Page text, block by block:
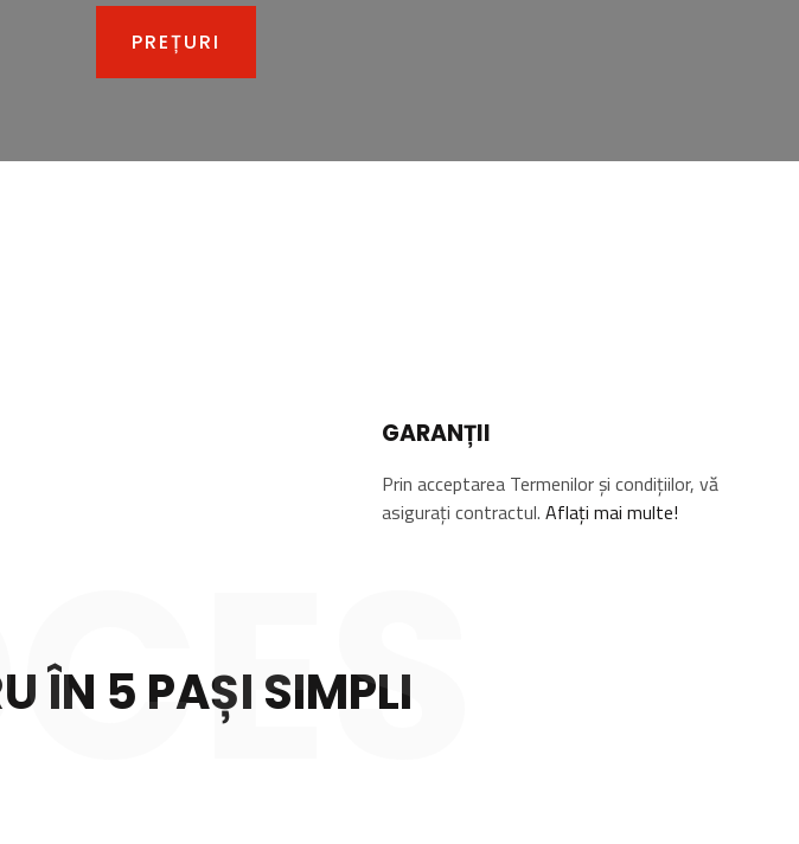
PREȚURI
GARANȚII
Prin acceptarea Termenilor și condițiilor, vă
asigurați contractul. Aflați mai multe!
ÎN 5 PAȘI SIMPLI